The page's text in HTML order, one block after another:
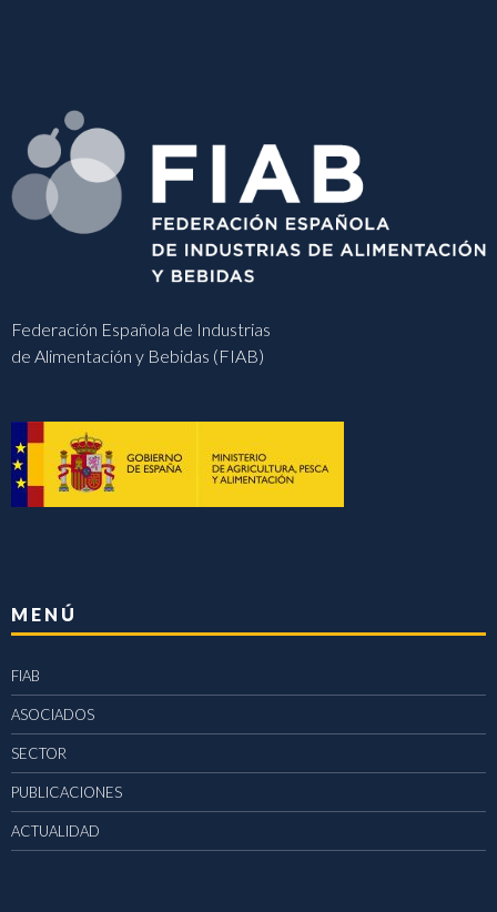
Federación Española de Industrias
de Alimentación y Bebidas (FIAB)
MENÚ
FIAB
ASOCIADOS
SECTOR
PUBLICACIONES
ACTUALIDAD